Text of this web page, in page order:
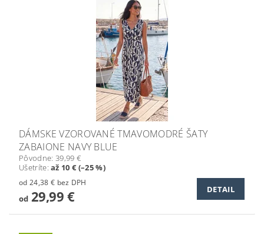
DÁMSKE VZOROVANÉ TMAVOMODRÉ ŠATY
ZABAIONE NAVY BLUE
Pôvodne: 39,99 €
Ušetríte:až 10 € (–25 %)
od 24,38 € bez DPH
od29,99 € DETAIL